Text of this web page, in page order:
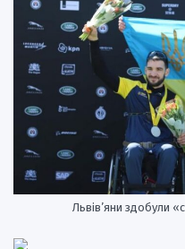
Львів’яни здобули